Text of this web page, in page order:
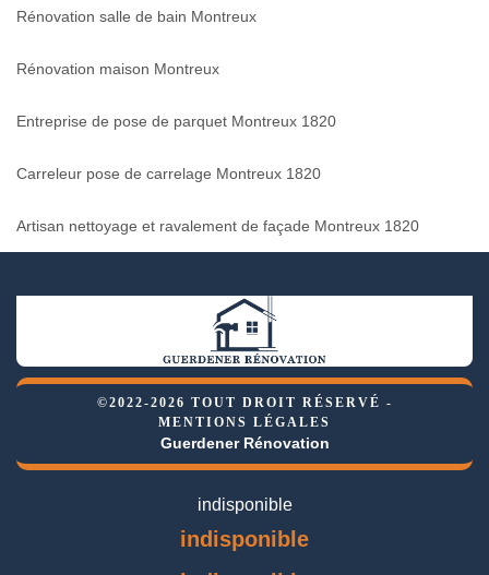
Rénovation salle de bain Montreux
Rénovation maison Montreux
Entreprise de pose de parquet Montreux 1820
Carreleur pose de carrelage Montreux 1820
Artisan nettoyage et ravalement de façade Montreux 1820
©2022-2026 TOUT DROIT RÉSERVÉ -
MENTIONS LÉGALES
Guerdener Rénovation
indisponible
indisponible